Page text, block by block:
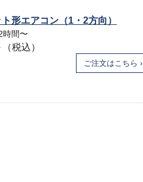
形エアコン（1・2方向）
時間〜
税込）
ご注文はこちら ›